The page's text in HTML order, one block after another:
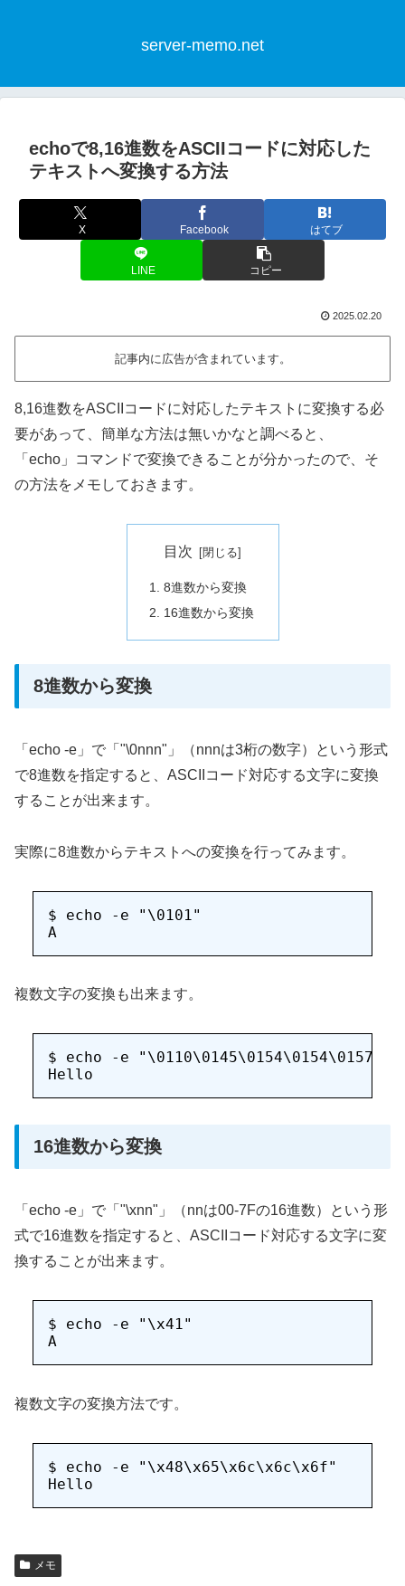
server-memo.net
echoで8,16進数をASCIIコードに対応した
テキストへ変換する方法
X Facebook はてブ
LINE コピー
2025.02.20
記事内に広告が含まれています。
8,16進数をASCIIコードに対応したテキストに変換する必
要があって、簡単な方法は無いかなと調べると、
「echo」コマンドで変換できることが分かったので、そ
の方法をメモしておきます。
目次
8進数から変換
16進数から変換
8進数から変換
「echo -e」で「"\0nnn"」（nnnは3桁の数字）という形式
で8進数を指定すると、ASCIIコード対応する文字に変換
することが出来ます。
実際に8進数からテキストへの変換を行ってみます。
$ echo -e "\0101"
複数文字の変換も出来ます。
$ echo -e "\0110\0145\0154\0154\0157"
16進数から変換
「echo -e」で「"\xnn"」（nnは00-7Fの16進数）という形
式で16進数を指定すると、ASCIIコード対応する文字に変
換することが出来ます。
$ echo -e "\x41"
複数文字の変換方法です。
$ echo -e "\x48\x65\x6c\x6c\x6f"
メモ